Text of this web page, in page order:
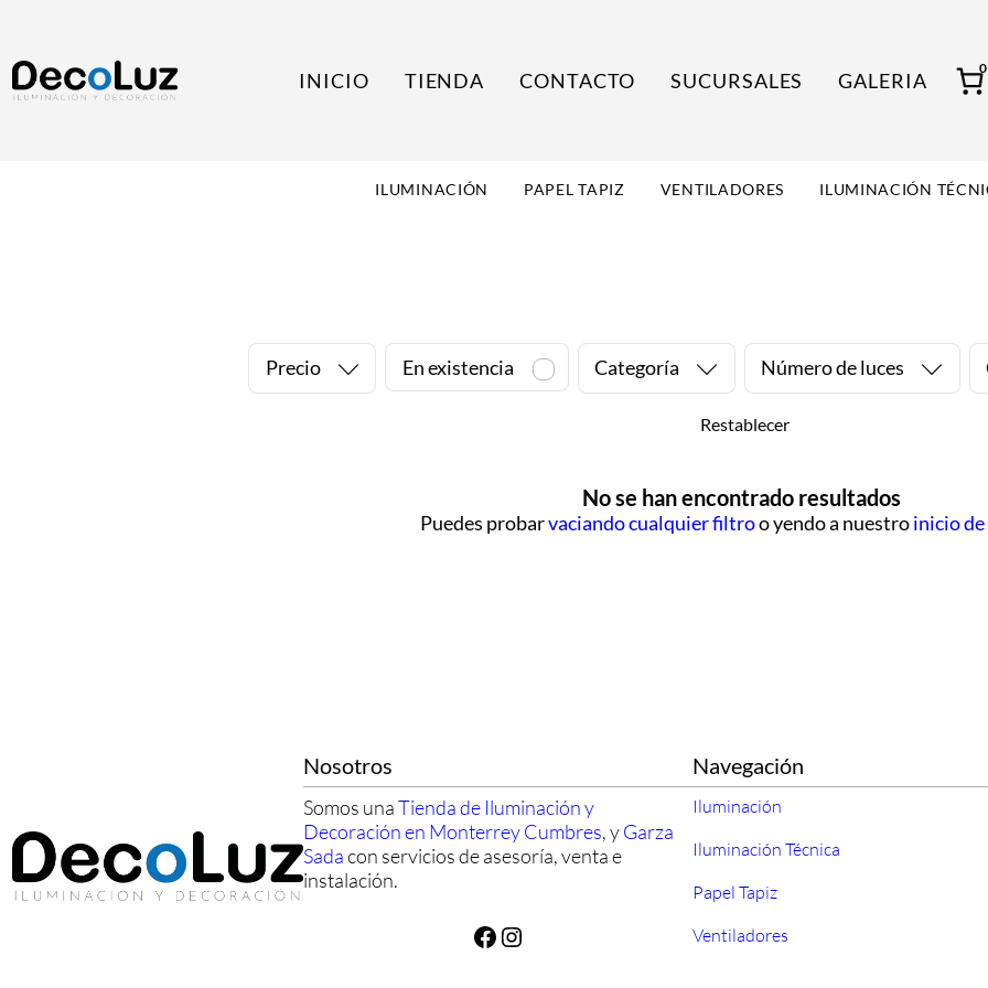
INICIO TIENDA CONTACTO SUCURSALES GALERIA
0
ILUMINACIÓN PAPEL TAPIZ VENTILADORES ILUMINACIÓN
Precio En existencia Categoría Número de luces
No se han encontrado resultados
Puedes probarvaciando cualquier filtroo yendo a nuestroinicio
Nosotros
Somos unaTienda de Iluminación y
Decoración en Monterrey Cumbres, yGarza
Sadacon servicios de asesoría, venta e
instalación.
Facebook Instagram
Navegación
Iluminación
Iluminación Técnica
Papel Tapiz
Ventiladores